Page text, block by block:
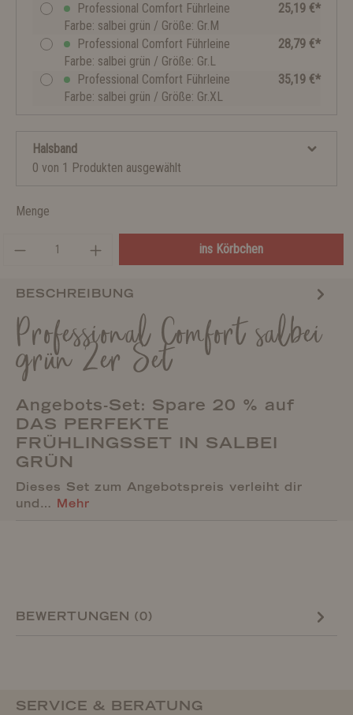
Professional Comfort Führleine
Farbe: salbei grün / Größe: Gr.M
25,19 €*
Professional Comfort Führleine
Farbe: salbei grün / Größe: Gr.L
28,79 €*
Professional Comfort Führleine
Farbe: salbei grün / Größe: Gr.XL
35,19 €*
Halsband
0 von 1 Produkten ausgewählt
Menge
ins Körbchen
BESCHREIBUNG
Professional Comfort salbei
grün 2er Set
Angebots-Set: Spare 20 % auf
DAS PERFEKTE
FRÜHLINGSSET IN SALBEI
GRÜN
Dieses Set zum Angebotspreis verleiht dir
und… Mehr
BEWERTUNGEN (0)
SERVICE & BERATUNG